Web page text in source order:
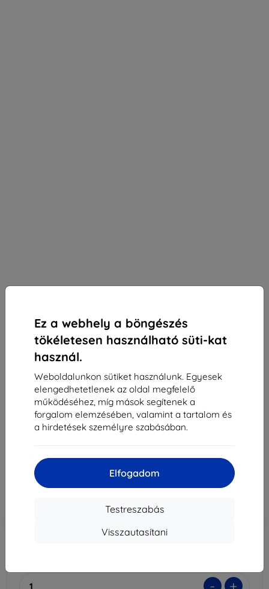
Ez a webhely a böngészés
tökéletesen használható süti-kat
használ.
Weboldalunkon sütiket használunk. Egyesek
elengedhetetlenek az oldal megfelelő
működéséhez, míg mások segítenek a
forgalom elemzésében, valamint a tartalom és
a hirdetések személyre szabásában.
Elfogadom
Testreszabás
Visszautasítani
3MK Samsung Galaxy S10e - 3mk
SilverProtection+
(5903108302661)
Alkalmas: Samsung Galaxy S10e
Leírás és specifikáció
3 951 Ft